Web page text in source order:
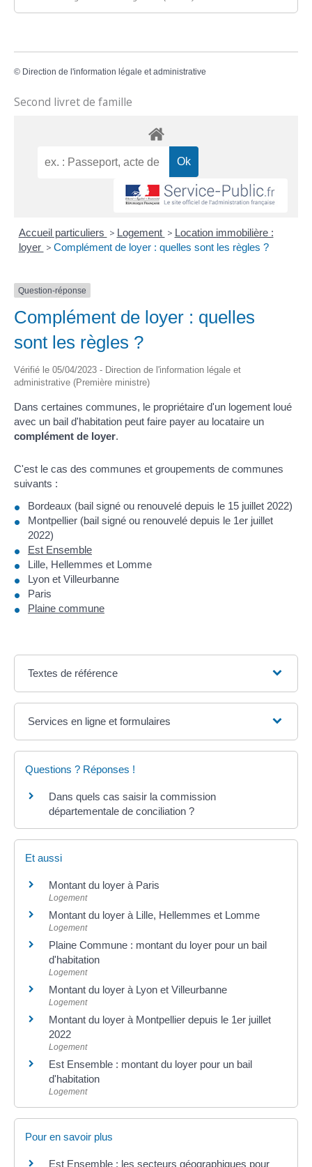
© Direction de l'information légale et administrative
Second livret de famille
Accueil particuliers > Logement > Location immobilière :
loyer > Complément de loyer : quelles sont les règles ?
Question-réponse
Complément de loyer : quelles
sont les règles ?
Vérifié le 05/04/2023 - Direction de l'information légale et
administrative (Première ministre)
Dans certaines communes, le propriétaire d'un logement loué
avec un bail d'habitation peut faire payer au locataire un
complément de loyer.
C'est le cas des communes et groupements de communes
suivants :
Bordeaux (bail signé ou renouvelé depuis le 15 juillet 2022)
Montpellier (bail signé ou renouvelé depuis le 1er juillet
2022)
Est Ensemble
Lille, Hellemmes et Lomme
Lyon et Villeurbanne
Paris
Plaine commune
Textes de référence
Services en ligne et formulaires
Questions ? Réponses !
Dans quels cas saisir la commission
départementale de conciliation ?
Et aussi
Montant du loyer à Paris
Logement
Montant du loyer à Lille, Hellemmes et Lomme
Logement
Plaine Commune : montant du loyer pour un bail
d'habitation
Logement
Montant du loyer à Lyon et Villeurbanne
Logement
Montant du loyer à Montpellier depuis le 1er juillet
2022
Logement
Est Ensemble : montant du loyer pour un bail
d'habitation
Logement
Pour en savoir plus
Est Ensemble : les secteurs géographiques pour